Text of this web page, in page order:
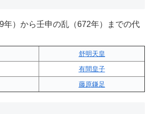
年）から壬申の乱（672年）までの代
舒明天皇
有間皇子
藤原鎌足